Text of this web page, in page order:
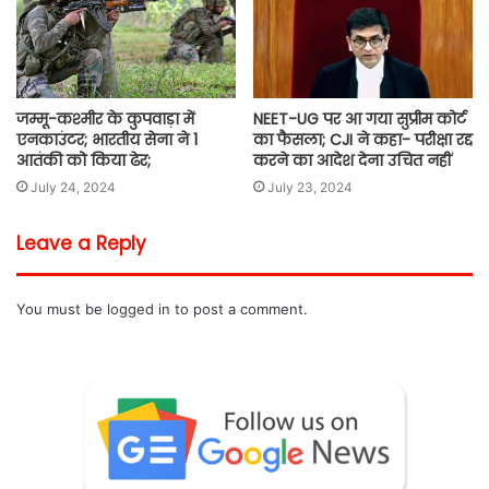
जम्मू-कश्मीर के कुपवाड़ा में
एनकाउंटर; भारतीय सेना ने 1
आतंकी को किया ढेर;
July 24, 2024
NEET-UG पर आ गया सुप्रीम कोर्ट
का फैसला; CJI ने कहा- परीक्षा रद्द
करने का आदेश देना उचित नहीं
July 23, 2024
Leave a Reply
You must be logged in to post a comment.